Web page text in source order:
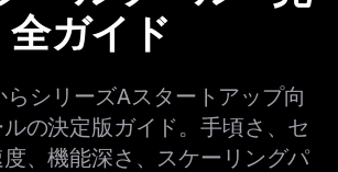
全ガイド
らシリーズAスタートアップ向
の決定版ガイド。手頃さ、セ
、機能深さ、スケーリングパ